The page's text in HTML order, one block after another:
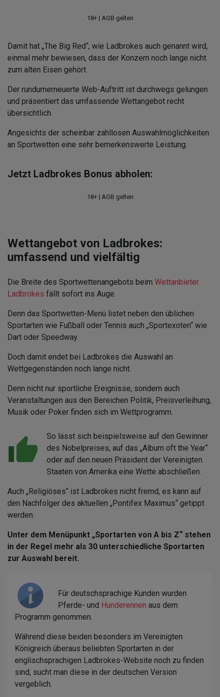
18+ | AGB gelten
Damit hat „The Big Red“, wie Ladbrokes auch genannt wird,
einmal mehr bewiesen, dass der Konzern noch lange nicht
zum alten Eisen gehört.
Der rundumerneuerte Web-Auftritt ist durchwegs gelungen
und präsentiert das umfassende Wettangebot recht
übersichtlich.
Angesichts der scheinbar zahllosen Auswahlmöglichkeiten
an Sportwetten eine sehr bemerkenswerte Leistung.
Jetzt Ladbrokes Bonus abholen:
18+ | AGB gelten
Wettangebot von Ladbrokes:
umfassend und vielfältig
Die Breite des Sportwettenangebots beim Wettanbieter
Ladbrokes fällt sofort ins Auge.
Denn das Sportwetten-Menü listet neben den üblichen
Sportarten wie Fußball oder Tennis auch „Sportexoten“ wie
Dart oder Speedway.
Doch damit endet bei Ladbrokes die Auswahl an
Wettgegenständen noch lange nicht.
Denn nicht nur sportliche Ereignisse, sondern auch
Veranstaltungen aus den Bereichen Politik, Preisverleihung,
Musik oder Poker finden sich im Wettprogramm.
So lässt sich beispielsweise auf den Gewinner
des Nobelpreises, auf das „Album oft the Year“
oder auf den neuen Präsident der Vereinigten
Staaten von Amerika eine Wette abschließen.
Auch „Religiöses“ ist Ladbrokes nicht fremd, es kann auf
den Nachfolger des aktuellen „Pontifex Maximus“ getippt
werden.
Unter dem Menüpunkt „Sportarten von A bis Z“ stehen
in der Regel mehr als 30 unterschiedliche Sportarten
zur Auswahl bereit.
Für deutschsprachige Kunden wurden
Pferde- und Hunderennen aus dem
Programm genommen.
Während diese beiden besonders im Vereinigten
Königreich überaus beliebten Sportarten in der
englischsprachigen Ladbrokes-Website noch zu finden
sind, sucht man diese in der deutschen Version
vergeblich.